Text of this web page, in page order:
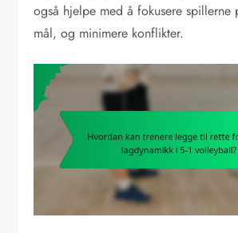
også hjelpe med å fokusere spillerne
mål, og minimere konflikter.